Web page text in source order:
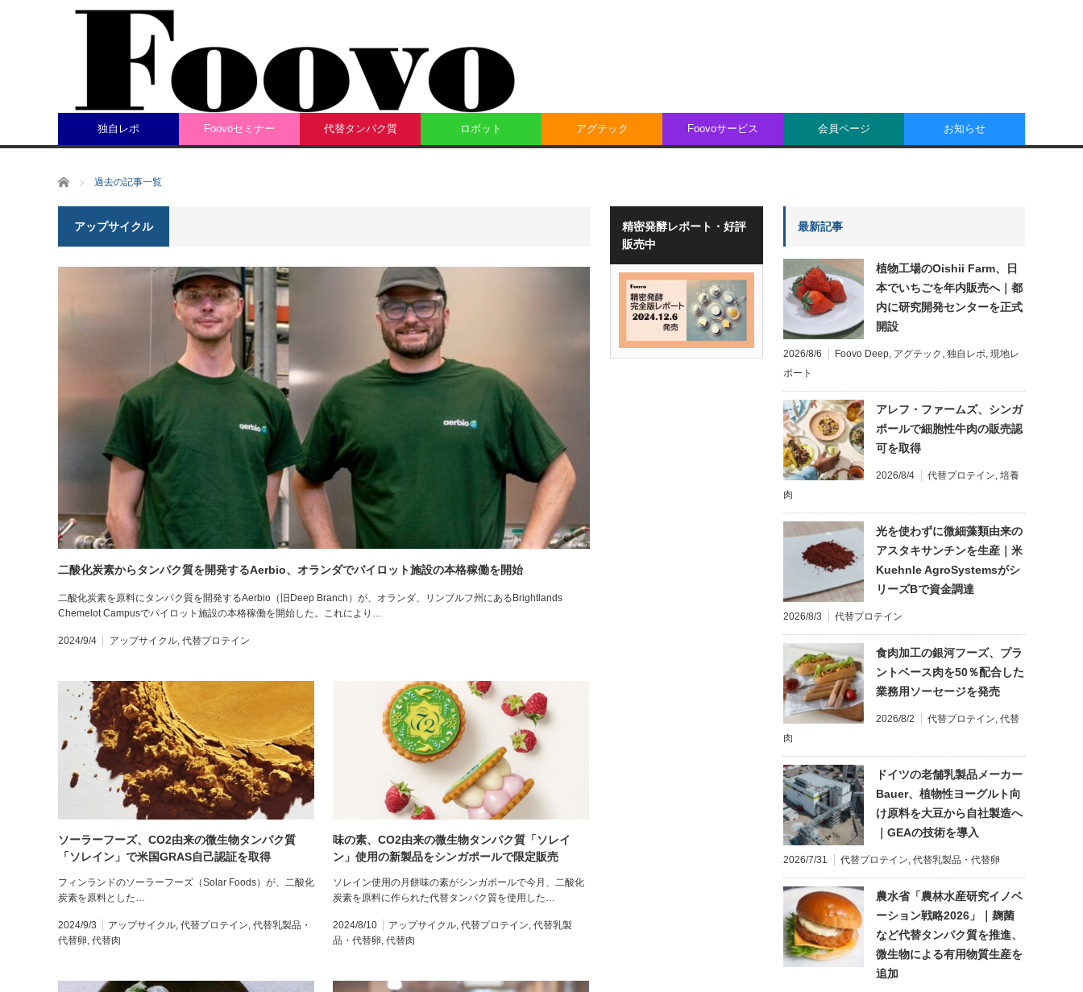
独自レポ Foovoセミナー 代替タンパク質 ロボット アグテック Foovoサービス 会員ページ お知らせ
ホーム 過去の記事一覧
アップサイクル
二酸化炭素からタンパク質を開発するAerbio、オランダでパイロット施設の本格稼働を開始
二酸化炭素を原料にタンパク質を開発するAerbio（旧Deep Branch）が、オランダ、リンブルフ州にあるBrightlands
Chemelot Campusでパイロット施設の本格稼働を開始した。これにより…
2024/9/4 アップサイクル, 代替プロテイン
ソーラーフーズ、CO2由来の微生物タンパク質
「ソレイン」で米国GRAS自己認証を取得
フィンランドのソーラーフーズ（Solar Foods）が、二酸化
炭素を原料とした…
2024/9/3 アップサイクル, 代替プロテイン, 代替乳製品・
代替卵, 代替肉
味の素、CO2由来の微生物タンパク質「ソレイ
ン」使用の新製品をシンガポールで限定販売
ソレイン使用の月餅味の素がシンガポールで今月、二酸化
炭素を原料に作られた代替タンパク質を使用した…
2024/8/10 アップサイクル, 代替プロテイン, 代替乳製
品・代替卵, 代替肉
精密発酵レポート・好評
販売中
最新記事
植物工場のOishii Farm、日
本でいちごを年内販売へ｜都
内に研究開発センターを正式
開設
2026/8/6 Foovo Deep, アグテック , 独自レポ, 現地レ
ポート
アレフ・ファームズ、シンガ
ポールで細胞性牛肉の販売認
可を取得
2026/8/4 代替プロテイン, 培養
肉
光を使わずに微細藻類由来の
アスタキサンチンを生産｜米
Kuehnle AgroSystemsがシ
リーズBで資金調達
2026/8/3 代替プロテイン
食肉加工の銀河フーズ、プラ
ントベース肉を50％配合した
業務用ソーセージを発売
2026/8/2 代替プロテイン, 代替
肉
ドイツの老舗乳製品メーカー
Bauer、植物性ヨーグルト向
け原料を大豆から自社製造へ
｜GEAの技術を導入
2026/7/31 代替プロテイン, 代替乳製品・代替卵
農水省「農林水産研究イノベ
ーション戦略2026」｜麹菌
など代替タンパク質を推進、
微生物による有用物質生産を
追加